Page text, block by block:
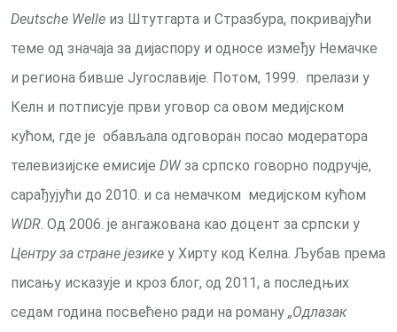
Deutsche Welle из Штутгарта и Стразбура, покривајући
теме од значаја за дијаспору и односе између Немачке
и региона бивше Југославије. Потом, 1999. прелази у
Келн и потписује први уговор са овом медијском
кућом, где је обављала одговоран посао модератора
телевизијске емисије DWза српско говорно подручје,
сарађујући до 2010. и са немачком медијском кућом
WDR. Од 2006. је ангажована као доцент за српски у
Центру за стране језике у Хирту код Келна. Љубав према
писању исказује и кроз блог, од 2011, а последњих
седам година посвећено ради на роману „Одлазак